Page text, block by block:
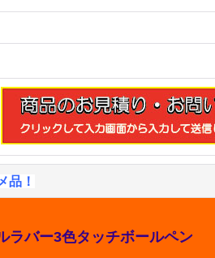
！
ラバー3色タッチボールペン